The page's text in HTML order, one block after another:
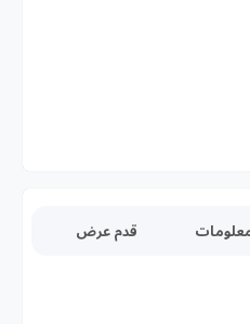
قدم عرض